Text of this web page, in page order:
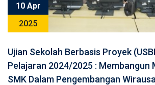
10 Apr
2025
Ujian Sekolah Berbasis Proyek
Pelajaran 2024/2025 : Membangun
SMK Dalam Pengembangan